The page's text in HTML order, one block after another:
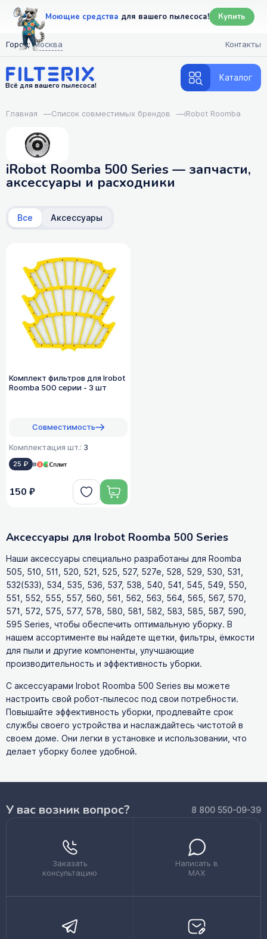
Моющие средства для вашего пылесоса! Купить
Город: Москва Контакты
Всё для вашего пылесоса!
Каталог
Главная —Список совместимых брендов —iRobot Roomba
iRobot Roomba 500 Series — запчасти,
аксессуары и расходники
Все Аксессуары
Комплект фильтров для Irobot
Roomba 500 серии - 3 шт
Совместимость
Комплектация шт.: 3
25 ₽ в
150 ₽
Аксессуары для Irobot Roomba 500 Series
Наши аксессуары специально разработаны для Roomba
505, 510, 511, 520, 521, 525, 527, 527e, 528, 529, 530, 531,
532(533), 534, 535, 536, 537, 538, 540, 541, 545, 549, 550,
551, 552, 555, 557, 560, 561, 562, 563, 564, 565, 567, 570,
571, 572, 575, 577, 578, 580, 581, 582, 583, 585, 587, 590,
595 Series, чтобы обеспечить оптимальную уборку. В
нашем ассортименте вы найдете щетки, фильтры, ёмкости
для пыли и другие компоненты, улучшающие
производительность и эффективность уборки.
С аксессуарами Irobot Roomba 500 Series вы можете
настроить свой робот-пылесос под свои потребности.
Повышайте эффективность уборки, продлевайте срок
службы своего устройства и наслаждайтесь чистотой в
своем доме. Они легки в установке и использовании, что
делает уборку более удобной.
У вас возник вопрос? 8 800 550-09-39
Заказать
консультацию
Написать в
MAX